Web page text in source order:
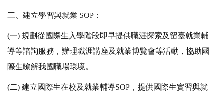
三、建立學習與就業 SOP：
(一) 規劃從國際生入學階段即早提供職涯探索及留臺就業輔
導等諮詢服務，辦理職涯講座及就業博覽會等活動，協助國
際生瞭解我國職場環境。
(二) 建立國際生在校及就業輔導SOP，提供國際生實習與就